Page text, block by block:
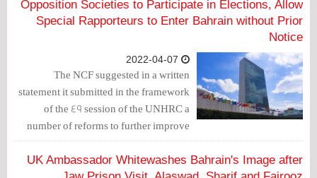
were minors and were arrested without a
warrant.
Opposition Societies to Participate in Elections, Allow
Special Rapporteurs to Enter Bahrain without Prior
Notice
The NCF suggested in a written
statement it submitted in the framework
of the 49 session of the UNHRC a
number of reforms to further improve
respect for human rights in Bahrain in a
number of issues of concern to them,
UK Ambassador Whitewashes Bahrain's Image after